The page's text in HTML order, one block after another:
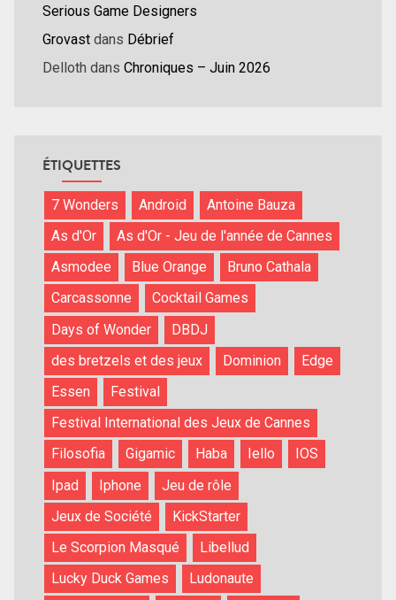
Serious Game Designers
Grovast dans Débrief
Delloth dans Chroniques – Juin 2026
ÉTIQUETTES
7 Wonders Android
Antoine Bauza
As d'Or
As d'Or - Jeu de l'année de Cannes
Asmodee
Blue Orange
Bruno Cathala
Carcassonne
Cocktail Games
Days of Wonder
DBDJ
des bretzels et des jeux
Dominion
Edge
Essen
Festival
Festival International des Jeux de Cannes
Filosofia
Gigamic Haba Iello
IOS
Ipad
Iphone
Jeu de rôle
Jeux de Société
KickStarter
Le Scorpion Masqué
Libellud
Lucky Duck Games
Ludonaute